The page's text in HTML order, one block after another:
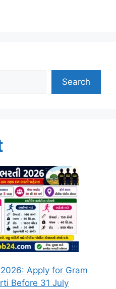
Search
Apply for Gram
Before 31 July